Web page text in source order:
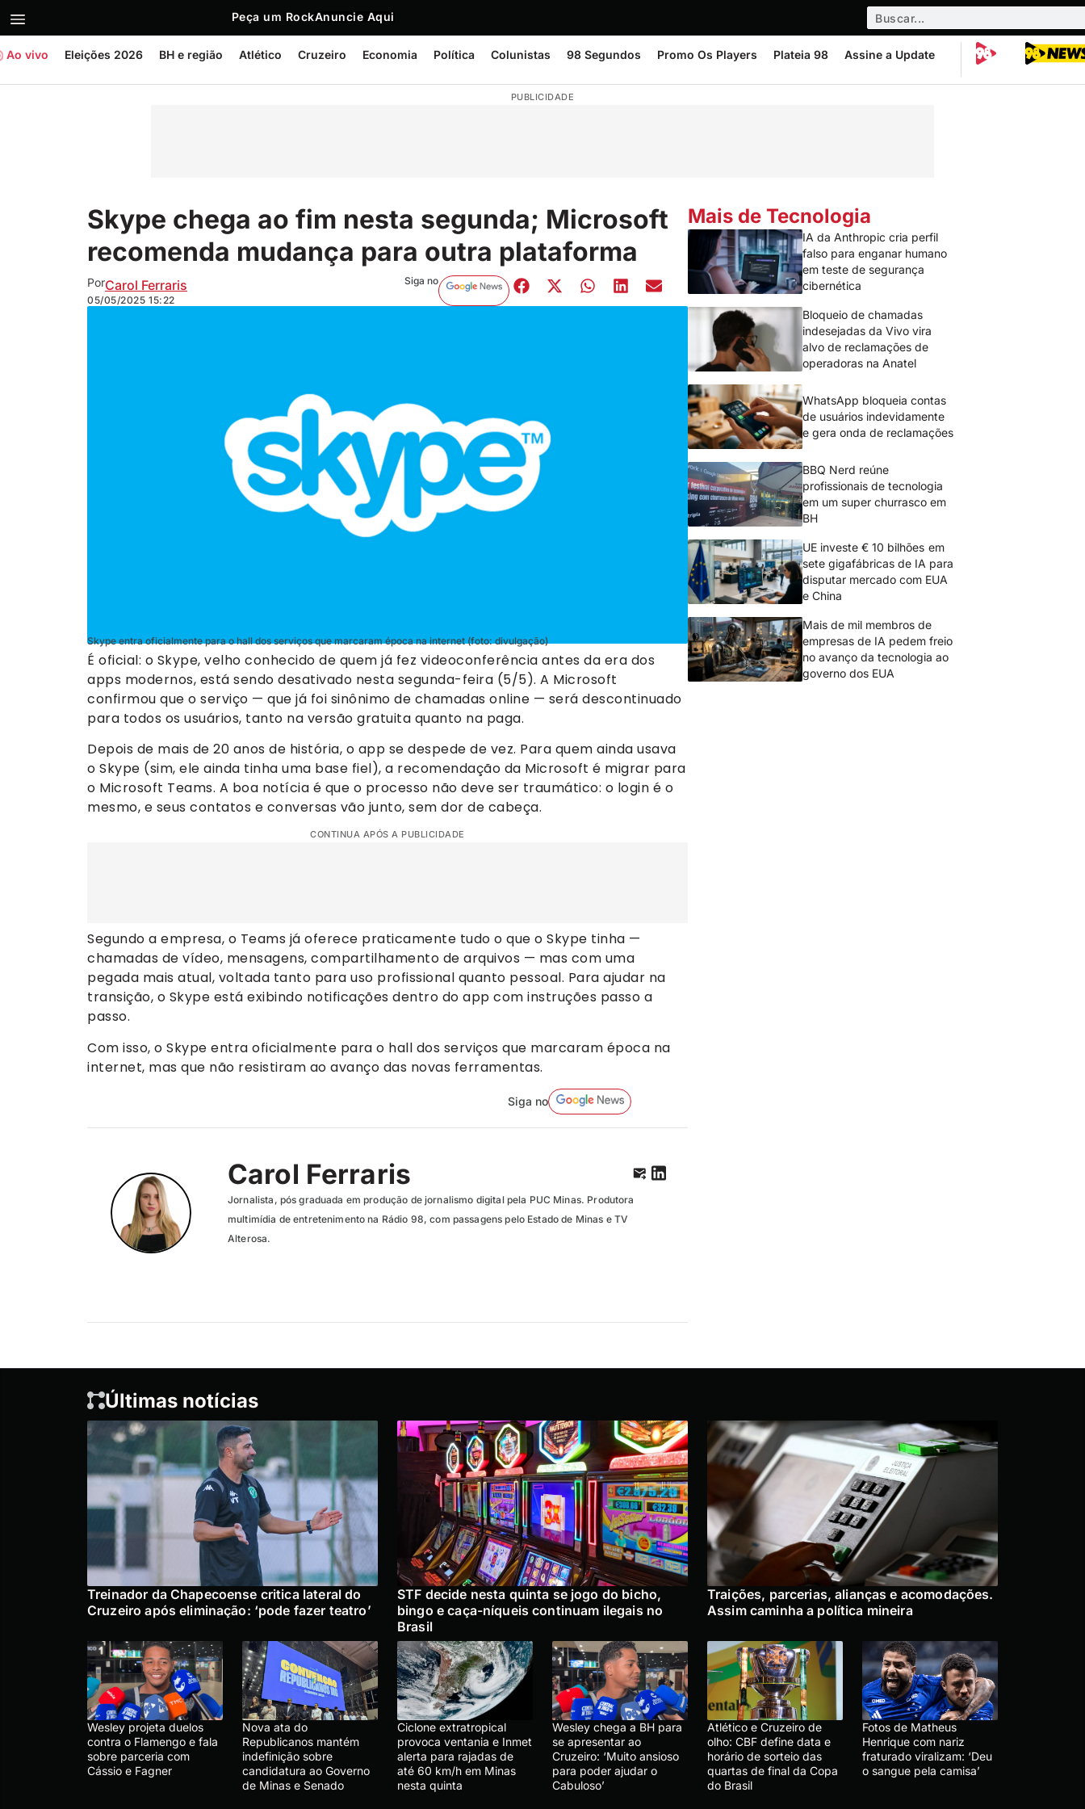
Peça um RockAnuncie Aqui
Ao vivo Eleições 2026 BH e região Atlético Cruzeiro Economia Política Colunistas 98 Segundos Promo Os Players Plateia 98 Assine a Update
PUBLICIDADE
Skype chega ao fim nesta segunda; Microsoft
recomenda mudança para outra plataforma
PorCarol Ferraris
05/05/2025 15:22
Siga no
Skype entra oficialmente para o hall dos serviços que marcaram época na internet (foto: divulgação)
É oficial: o Skype, velho conhecido de quem já fez videoconferência antes da era dos
apps modernos, está sendo desativado nesta segunda-feira (5/5). A Microsoft
confirmou que o serviço — que já foi sinônimo de chamadas online — será descontinuado
para todos os usuários, tanto na versão gratuita quanto na paga.
Depois de mais de 20 anos de história, o app se despede de vez. Para quem ainda usava
o Skype (sim, ele ainda tinha uma base fiel), a recomendação da Microsoft é migrar para
o Microsoft Teams. A boa notícia é que o processo não deve ser traumático: o login é o
mesmo, e seus contatos e conversas vão junto, sem dor de cabeça.
CONTINUA APÓS A PUBLICIDADE
Segundo a empresa, o Teams já oferece praticamente tudo o que o Skype tinha —
chamadas de vídeo, mensagens, compartilhamento de arquivos — mas com uma
pegada mais atual, voltada tanto para uso profissional quanto pessoal. Para ajudar na
transição, o Skype está exibindo notificações dentro do app com instruções passo a
passo.
Com isso, o Skype entra oficialmente para o hall dos serviços que marcaram época na
internet, mas que não resistiram ao avanço das novas ferramentas.
Siga no
Carol Ferraris
Jornalista, pós graduada em produção de jornalismo digital pela PUC Minas. Produtora
multimídia de entretenimento na Rádio 98, com passagens pelo Estado de Minas e TV
Alterosa.
Mais de Tecnologia
IA da Anthropic cria perfil
falso para enganar humano
em teste de segurança
cibernética
Bloqueio de chamadas
indesejadas da Vivo vira
alvo de reclamações de
operadoras na Anatel
WhatsApp bloqueia contas
de usuários indevidamente
e gera onda de reclamações
BBQ Nerd reúne
profissionais de tecnologia
em um super churrasco em
BH
UE investe € 10 bilhões em
sete gigafábricas de IA para
disputar mercado com EUA
e China
Mais de mil membros de
empresas de IA pedem freio
no avanço da tecnologia ao
governo dos EUA
Últimas notícias
Treinador da Chapecoense critica lateral do
Cruzeiro após eliminação: ‘pode fazer teatro’
STF decide nesta quinta se jogo do bicho,
bingo e caça-níqueis continuam ilegais no
Brasil
Traições, parcerias, alianças e acomodações.
Assim caminha a política mineira
Wesley projeta duelos
contra o Flamengo e fala
sobre parceria com
Cássio e Fagner
Nova ata do
Republicanos mantém
indefinição sobre
candidatura ao Governo
de Minas e Senado
Ciclone extratropical
provoca ventania e Inmet
alerta para rajadas de
até 60 km/h em Minas
nesta quinta
Wesley chega a BH para
se apresentar ao
Cruzeiro: ‘Muito ansioso
para poder ajudar o
Cabuloso’
Atlético e Cruzeiro de
olho: CBF define data e
horário de sorteio das
quartas de final da Copa
do Brasil
Fotos de Matheus
Henrique com nariz
fraturado viralizam: ‘Deu
o sangue pela camisa’